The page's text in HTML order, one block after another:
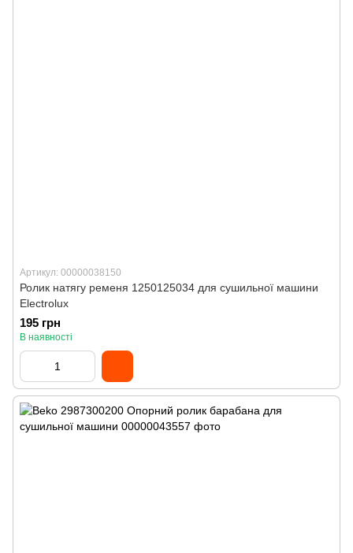
Артикул: 00000038150
Ролик натягу ременя 1250125034 для сушильної машини
Electrolux
195 грн
В наявності